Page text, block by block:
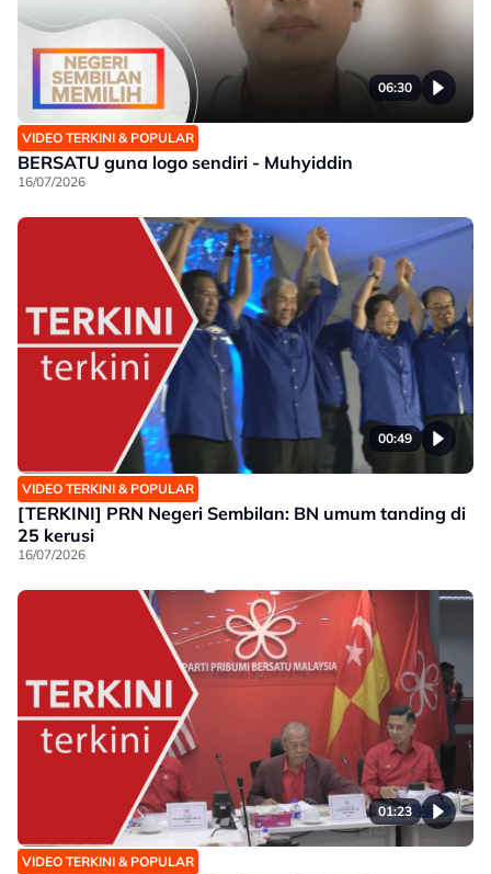
06:30
VIDEO TERKINI & POPULAR
BERSATU guna logo sendiri - Muhyiddin
16/07/2026
00:49
VIDEO TERKINI & POPULAR
[TERKINI] PRN Negeri Sembilan: BN umum tanding di
25 kerusi
16/07/2026
01:23
VIDEO TERKINI & POPULAR